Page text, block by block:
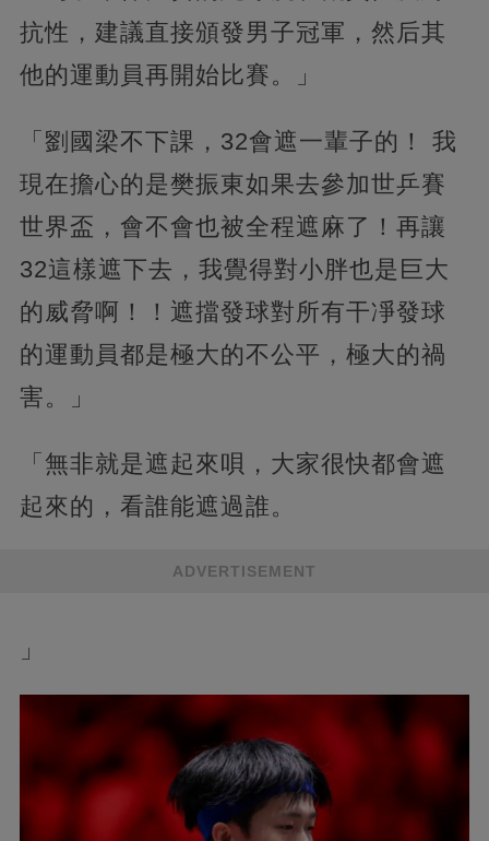
抗性，建議直接頒發男子冠軍，然后其
他的運動員再開始比賽。」
「劉國梁不下課，32會遮一輩子的！ 我
現在擔心的是樊振東如果去參加世乒賽
世界盃，會不會也被全程遮麻了！再讓
32這樣遮下去，我覺得對小胖也是巨大
的威脅啊！！遮擋發球對所有干凈發球
的運動員都是極大的不公平，極大的禍
害。」
「無非就是遮起來唄，大家很快都會遮
起來的，看誰能遮過誰。
ADVERTISEMENT
」